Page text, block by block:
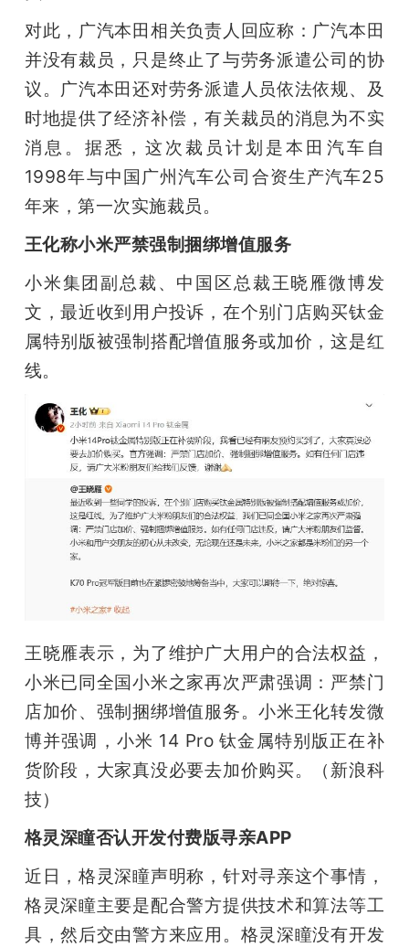
对此，广汽本田相关负责人回应称：广汽本田
并没有裁员，只是终止了与劳务派遣公司的协
议。广汽本田还对劳务派遣人员依法依规、及
时地提供了经济补偿，有关裁员的消息为不实
消息。据悉，这次裁员计划是本田汽车自
1998年与中国广州汽车公司合资生产汽车25
年来，第一次实施裁员。
王化称小米严禁强制捆绑增值服务
小米集团副总裁、中国区总裁王晓雁微博发
文，最近收到用户投诉，在个别门店购买钛金
属特别版被强制搭配增值服务或加价，这是红
线。
王晓雁表示，为了维护广大用户的合法权益，
小米已同全国小米之家再次严肃强调：严禁门
店加价、强制捆绑增值服务。小米王化转发微
博并强调，小米 14 Pro 钛金属特别版正在补
货阶段，大家真没必要去加价购买。（新浪科
技）
格灵深瞳否认开发付费版寻亲APP
近日，格灵深瞳声明称，针对寻亲这个事情，
格灵深瞳主要是配合警方提供技术和算法等工
具，然后交由警方来应用。格灵深瞳没有开发